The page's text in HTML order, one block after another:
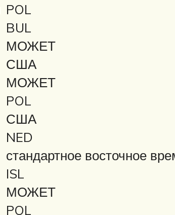
POL
BUL
МОЖЕТ
США
МОЖЕТ
POL
США
NED
стандартное восточное
ISL
МОЖЕТ
POL